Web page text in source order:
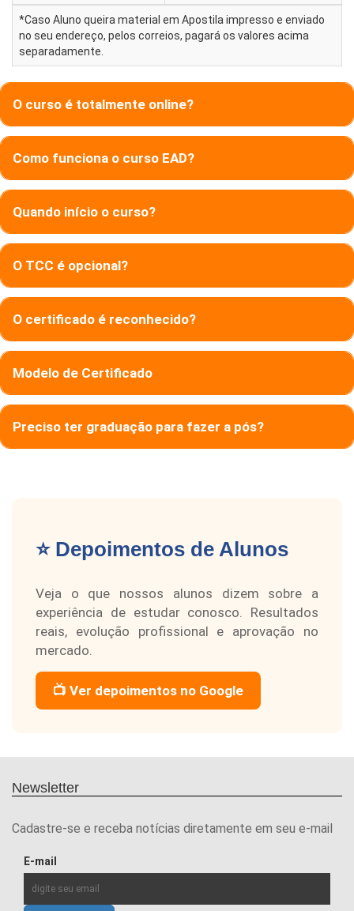
*Caso Aluno queira material em Apostila impresso e enviado
no seu endereço, pelos correios, pagará os valores acima
separadamente.
O curso é totalmente online?
Como funciona o curso EAD?
Quando início o curso?
O TCC é opcional?
O certificado é reconhecido?
Modelo de Certificado
Preciso ter graduação para fazer a pós?
⭐ Depoimentos de Alunos
Veja o que nossos alunos dizem sobre a
experiência de estudar conosco. Resultados
reais, evolução profissional e aprovação no
mercado.
📺 Ver depoimentos no Google
Newsletter
Cadastre-se e receba notícias diretamente em seu e-mail
E-mail